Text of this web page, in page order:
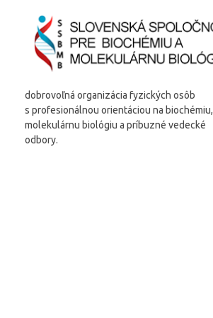
dobrovoľná organizácia fyzických osôb
s profesionálnou orientáciou na biochémiu,
molekulárnu biológiu a príbuzné vedecké
odbory.